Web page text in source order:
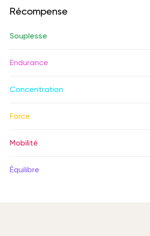
Récompense
Souplesse
Endurance
Concentration
Force
Mobilité
Équilibre